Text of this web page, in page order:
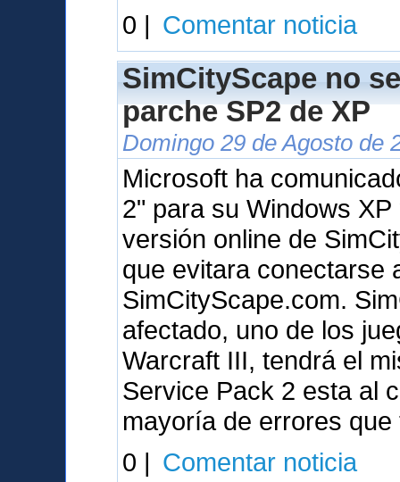
0 | Comentar noticia
SimCityScape no
parche SP2 de XP
Domingo 29 de Agosto de
Microsoft ha
2" para su Windows
versión online de
que evitara conectarse
SimCityScape.com.
afectado, uno de los
Warcraft III, tendrá el
Service Pack 2 esta al
mayoría de errores que
0 | Comentar noticia